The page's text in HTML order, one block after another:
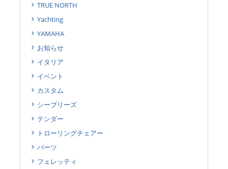
TRUE NORTH
Yachting
YAMAHA
お知らせ
イタリア
イベント
カスタム
シーブリーズ
テンダー
トローリングチェアー
パーツ
フェレッティ